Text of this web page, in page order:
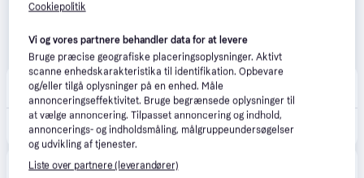
Føtex 4.8
49 kr. fragt, 2 dage
Hama Hub USB-A 2.0 169 kr.
Bilka 4.6(89)
Cookiepolitik
Vi og vores partnere behandler data for at levere
Bruge præcise geografiske placeringsoplysninger. Aktivt
scanne enhedskarakteristika til identifikation. Opbevare
og/eller tilgå oplysninger på en enhed. Måle
annonceringseffektivitet. Bruge begrænsede oplysninger til
at vælge annoncering. Tilpasset annoncering og indhold,
annoncerings- og indholdsmåling, målgruppeundersøgelser
og udvikling af tjenester.
Liste over partnere (leverandører)